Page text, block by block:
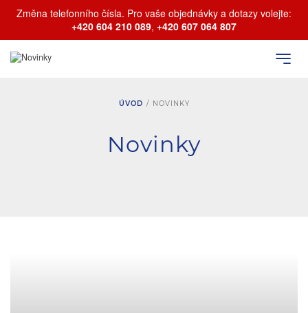
Změna telefonního čísla. Pro vaše objednávky a dotazy volejte:
+420 604 210 089, +420 607 064 807
ÚVOD / NOVINKY
Novinky